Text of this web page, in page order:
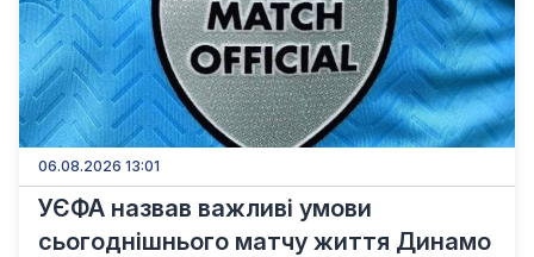
06.08.2026 13:01
УЄФА назвав важливі умови
сьогоднішнього матчу життя Динамо